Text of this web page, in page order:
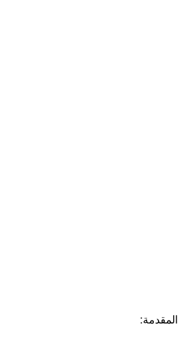
المقدمة: